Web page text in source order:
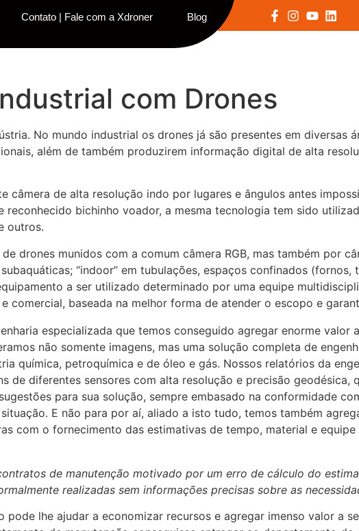
Contato | Fale com a Xdroner Blog
com Drones
No mundo industrial os drones já são presentes em diversas
além de também produzirem informação digital de alta
câmera de alta resolução indo por lugares e ângulos antes
bichinho voador, a mesma tecnologia tem sido
outros.
drones munidos com a comum câmera RGB, mas também por
“indoor” em tubulações, espaços confinados (fornos,
a ser utilizado determinado por uma equipe
comercial, baseada na melhor forma de atender o escopo e
especializada que temos conseguido agregar enorme valor
não somente imagens, mas uma solução completa de
química, petroquímica e de óleo e gás. Nossos relatórios da
de diferentes sensores com alta resolução e precisão geodésica,
para sua solução, sempre embasado na conformidade
E não para por aí, aliado a isto tudo, temos também
com o fornecimento das estimativas de tempo, material e equipe
de manutenção motivado por um erro de cálculo do
realizadas sem informações precisas sobre as
pode lhe ajudar a economizar recursos e agregar imenso valor a